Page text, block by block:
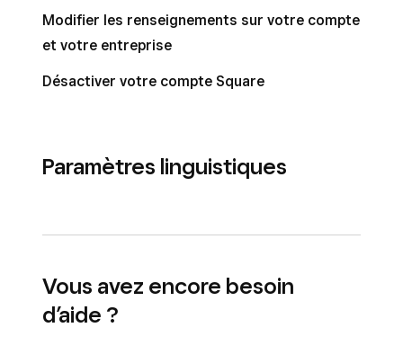
Modifier les renseignements sur votre compte
et votre entreprise
Désactiver votre compte Square
Paramètres linguistiques
Vous avez encore besoin
d’aide ?